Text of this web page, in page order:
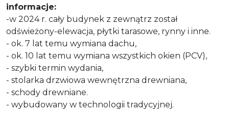
informacje:
-w 2024 r. cały budynek z zewnątrz został
odświeżony-elewacja, płytki tarasowe, rynny i inne.
- ok. 7 lat temu wymiana dachu,
- ok. 10 lat temu wymiana wszystkich okien (PCV),
- szybki termin wydania,
- stolarka drzwiowa wewnętrzna drewniana,
- schody drewniane.
- wybudowany w technologii tradycyjnej.